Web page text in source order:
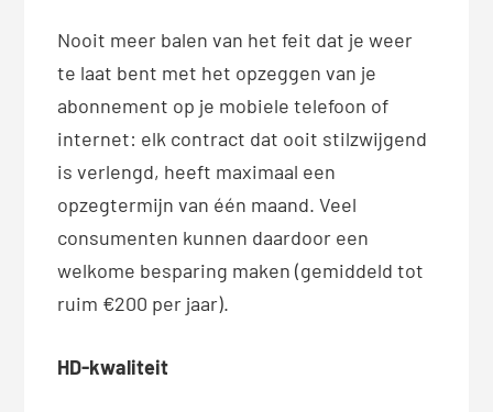
Nooit meer balen van het feit dat je weer
te laat bent met het opzeggen van je
abonnement op je mobiele telefoon of
internet: elk contract dat ooit stilzwijgend
is verlengd, heeft maximaal een
opzegtermijn van één maand. Veel
consumenten kunnen daardoor een
welkome besparing maken (gemiddeld tot
ruim €200 per jaar).
HD-kwaliteit